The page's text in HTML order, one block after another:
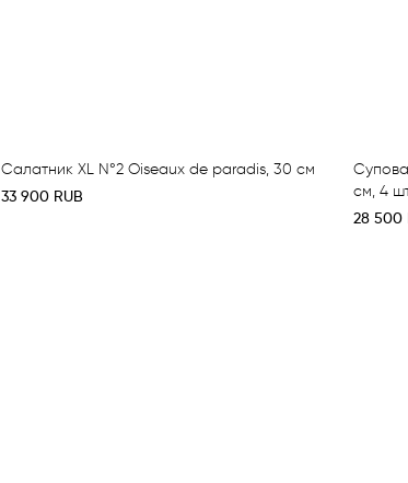
Салатник XL N°2 Oiseaux de paradis, 30 см
33 900 RUB
см, 4
28 500